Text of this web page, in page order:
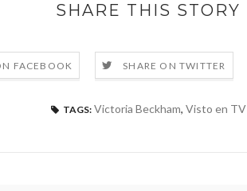
SHARE THIS STORY
FACEBOOK SHARE ON TWITTER
TAGS: Victoria Beckham, Visto en TV